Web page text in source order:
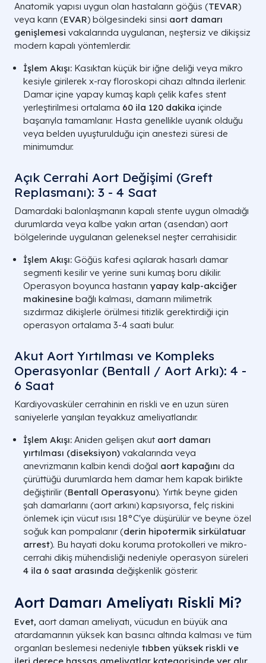
Anatomik yapısı uygun olan hastaların göğüs (TEVAR)
veya karın (EVAR) bölgesindeki sinsi aort damarı
genişlemesi vakalarında uygulanan, neştersiz ve dikişsiz
modern kapalı yöntemlerdir.
İşlem Akışı: Kasıktan küçük bir iğne deliği veya mikro
kesiyle girilerek x-ray floroskopi cihazı altında ilerlenir.
Damar içine yapay kumaş kaplı çelik kafes stent
yerleştirilmesi ortalama 60 ila 120 dakika içinde
başarıyla tamamlanır. Hasta genellikle uyanık olduğu
veya belden uyuşturulduğu için anestezi süresi de
minimumdur.
Açık Cerrahi Aort Değişimi (Greft
Replasmanı): 3 - 4 Saat
Damardaki balonlaşmanın kapalı stente uygun olmadığı
durumlarda veya kalbe yakın artan (asendan) aort
bölgelerinde uygulanan geleneksel neşter cerrahisidir.
İşlem Akışı: Göğüs kafesi açılarak hasarlı damar
segmenti kesilir ve yerine suni kumaş boru dikilir.
Operasyon boyunca hastanın yapay kalp-akciğer
makinesine bağlı kalması, damarın milimetrik
sızdırmaz dikişlerle örülmesi titizlik gerektirdiği için
operasyon ortalama 3-4 saati bulur.
Akut Aort Yırtılması ve Kompleks
Operasyonlar (Bentall / Aort Arkı): 4 -
6 Saat
Kardiyovasküler cerrahinin en riskli ve en uzun süren
saniyelerle yarışılan teyakkuz ameliyatlarıdır.
İşlem Akışı: Aniden gelişen akut aort damarı
yırtılması (diseksiyon) vakalarında veya
anevrizmanın kalbin kendi doğal aort kapağını da
çürüttüğü durumlarda hem damar hem kapak birlikte
değiştirilir (Bentall Operasyonu). Yırtık beyne giden
şah damarlarını (aort arkını) kapsıyorsa, felç riskini
önlemek için vücut ısısı 18°C'ye düşürülür ve beyne özel
soğuk kan pompalanır (derin hipotermik sirkülatuar
arrest). Bu hayati doku koruma protokolleri ve mikro-
cerrahi dikiş mühendisliği nedeniyle operasyon süreleri
4 ila 6 saat arasında değişkenlik gösterir.
Aort Damarı Ameliyatı Riskli Mi​?
Evet, aort damarı ameliyatı, vücudun en büyük ana
atardamarının yüksek kan basıncı altında kalması ve tüm
organları beslemesi nedeniyle tıbben yüksek riskli ve